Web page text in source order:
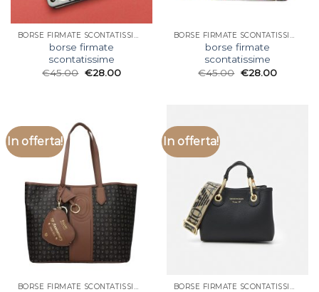
borse firmate
scontatissime
€45.00 €28.00
borse firmate
scontatissime
€45.00 €28.00
In offerta!
BORSE FIRMATE SCONTATISSIME
In offerta!
BORSE FIRMATE SCONTATISSIME